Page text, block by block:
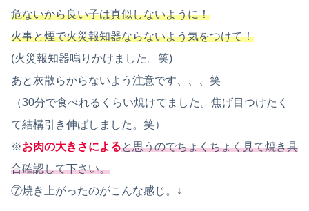
危ないから良い子は真似しないように！
火事と煙で火災報知器ならないよう気をつけて！
(火災報知器鳴りかけました。笑)
あと灰散らからないよう注意です、、、笑
（30分で食べれるくらい焼けてました。焦げ目つけたく
て結構引き伸ばしました。笑）
※お肉の大きさによると思うのでちょくちょく見て焼き具
合確認して下さい。
⑦焼き上がったのがこんな感じ。↓